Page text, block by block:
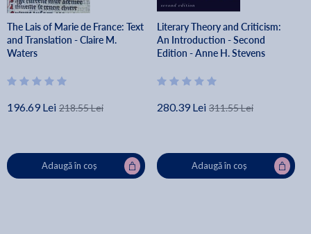
The Lais of Marie de France: Text
and Translation - Claire M.
Waters
196.69 Lei 218.55 Lei
Adaugă în coș
Literary Theory and Criticism:
An Introduction - Second
Edition - Anne H. Stevens
280.39 Lei 311.55 Lei
Adaugă în coș